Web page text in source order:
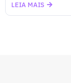
LEIA MAIS